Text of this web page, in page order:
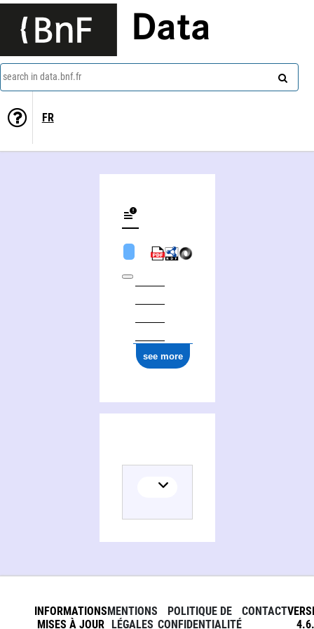
Data
search in data.bnf.fr
FR
see more
INFORMATIONS
MISES À JOUR
MENTIONS
LÉGALES
POLITIQUE DE
CONFIDENTIALITÉ
CONTACT